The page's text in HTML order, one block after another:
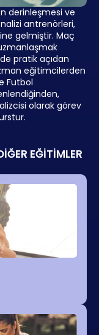
derinleşmesi ve
antrenörleri,
gelmiştir. Maç
pratik açıdan
eğitimcilerden
Futbol
olarak görev
EĞITIMLER